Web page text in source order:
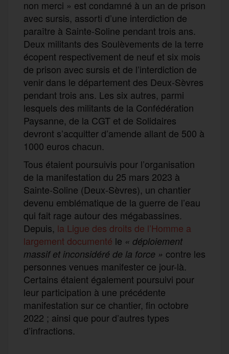
non merci » est condamné à un an de prison
avec sursis, assorti d’une interdiction de
paraître à Sainte-Soline pendant trois ans.
Deux militants des Soulèvements de la terre
écopent respectivement de neuf et six mois
de prison avec sursis et de l’interdiction de
venir dans le département des Deux-Sèvres
pendant trois ans. Les six autres, parmi
lesquels des militants de la Confédération
Paysanne, de la CGT et de Solidaires
devront s’acquitter d’amende allant de 500 à
1000 euros chacun.
Tous étaient poursuivis pour l’organisation
de la manifestation du 25 mars 2023 à
Sainte-Soline (Deux-Sèvres), un chantier
devenu emblématique de la guerre de l’eau
qui fait rage autour des mégabassines.
Depuis, la Ligue des droits de l’Homme a
largement documenté le « déploiement
massif et inconsidéré de la force » contre les
personnes venues manifester ce jour-là.
Certains étaient également poursuivi pour
leur participation à une précédente
manifestation sur ce chantier, fin octobre
2022 ; ainsi que pour d’autres types
d’infractions.